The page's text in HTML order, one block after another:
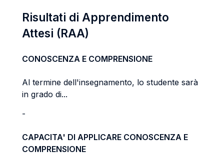
Risultati di Apprendimento
Attesi (RAA)
CONOSCENZA E COMPRENSIONE
Al termine dell'insegnamento, lo studente sarà
in grado di...
-
CAPACITA' DI APPLICARE CONOSCENZA E
COMPRENSIONE